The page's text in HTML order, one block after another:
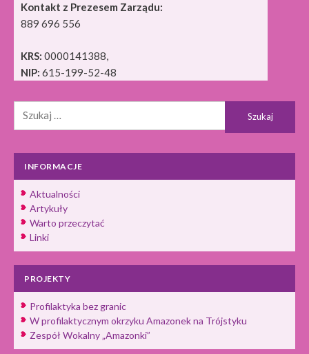
Kontakt z Prezesem Zarządu:
889 696 556
KRS: 0000141388,
NIP: 615-199-52-48
INFORMACJE
Aktualności
Artykuły
Warto przeczytać
Linki
PROJEKTY
Profilaktyka bez granic
W profilaktycznym okrzyku Amazonek na Trójstyku
Zespół Wokalny „Amazonki”